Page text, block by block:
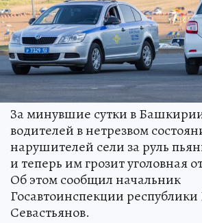
За минувшие сутки в
водителей в нетрезвом
нарушителей сели за руль
и теперь им грозит уголовная
Об этом сообщил начальник
Госавтоинспекции
Севастьянов.